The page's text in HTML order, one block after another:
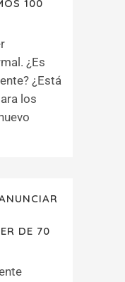
100
¿Es
¿Está
los
DE 70